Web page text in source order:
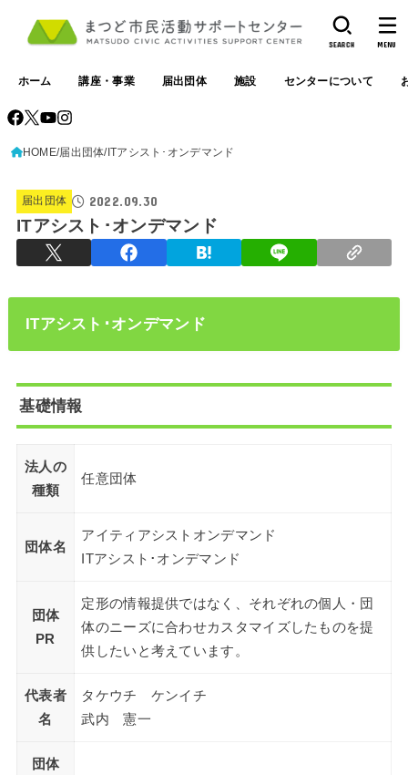
ホーム 講座・事業 届出団体 施設 センターについて
SEARCH MENU
HOME 届出団体 ITアシスト･オンデマンド
届出団体 2022.09.30
ITアシスト･オンデマンド
ITアシスト･オンデマンド
基礎情報
法人の
種類
任意団体
団体名
アイティアシストオンデマンド
ITアシスト･オンデマンド
団体
PR
定形の情報提供ではなく、それぞれの個人・団
体のニーズに合わせカスタマイズしたものを提
供したいと考えています。
代表者
名
タケウチ ケンイチ
武内 憲一
団体